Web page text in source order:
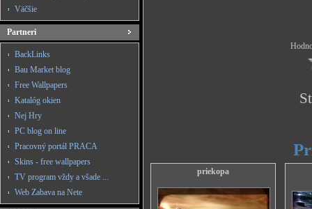
Väčšie
Partneri
BackLinks
Bau Market blog
Free Wallpapers
Katalóg okien
Nej Hry
PC blog on line
Pracovný portál PRACA
Skins - free wallpapers
TV program vždy a všade ...
Web Zabava na Nete
priekopa